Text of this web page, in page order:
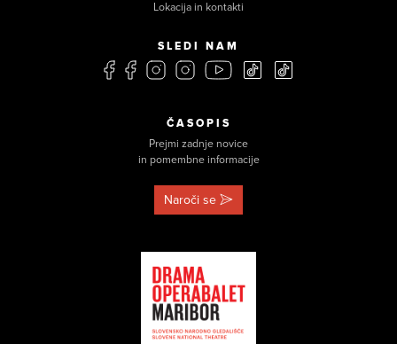
Lokacija in kontakti
SLEDI NAM
ČASOPIS
Prejmi zadnje novice
in pomembne informacije
Naroči se